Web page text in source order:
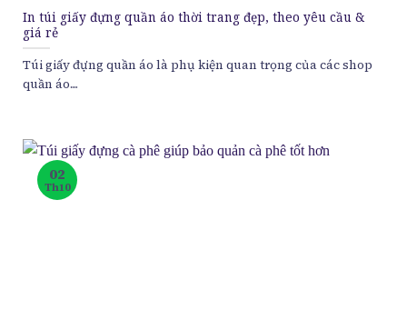
In túi giấy đựng quần áo thời trang đẹp, theo yêu cầu &
giá rẻ
Túi giấy đựng quần áo là phụ kiện quan trọng của các shop
quần áo....
02
Th10